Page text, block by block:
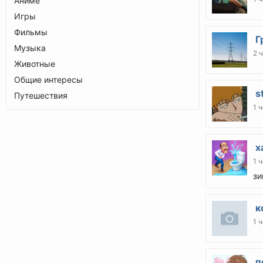
Игры
Фильмы
Музыка
Животные
Общие интересы
Путешествия
2
1
1
1